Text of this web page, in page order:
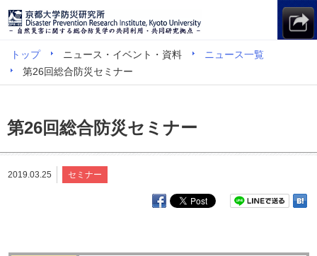
トップ ニュース・イベント・資料
ニュース一覧
第26回総合防災セミナー
第26回総合防災セミナー
2019.03.25 セミナー